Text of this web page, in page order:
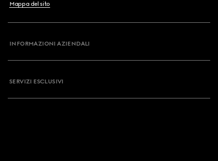
Mappa del sito
INFORMAZIONI AZIENDALI
SERVIZI ESCLUSIVI